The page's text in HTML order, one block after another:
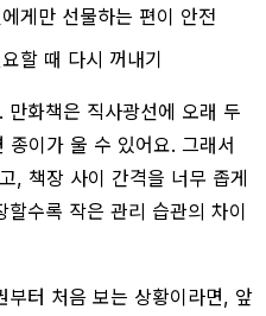
게만 선물하는 편이 안전
할 때 다시 꺼내기
화책은 직사광선에 오래 두
종이가 울 수 있어요. 그래서
, 책장 사이 간격을 너무 좁게
수록 작은 관리 습관의 차이
부터 처음 보는 상황이라면, 앞